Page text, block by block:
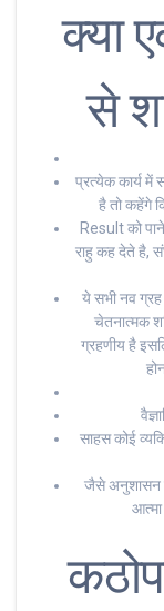
क्या
से
प्रत्येक कार्य में
है तो कहेंगे
Result को
राहु कह देते है,
ये सभी नव
चेतनात्मक
ग्रहणीय है
साहस कोई
जैसे अनुशासन